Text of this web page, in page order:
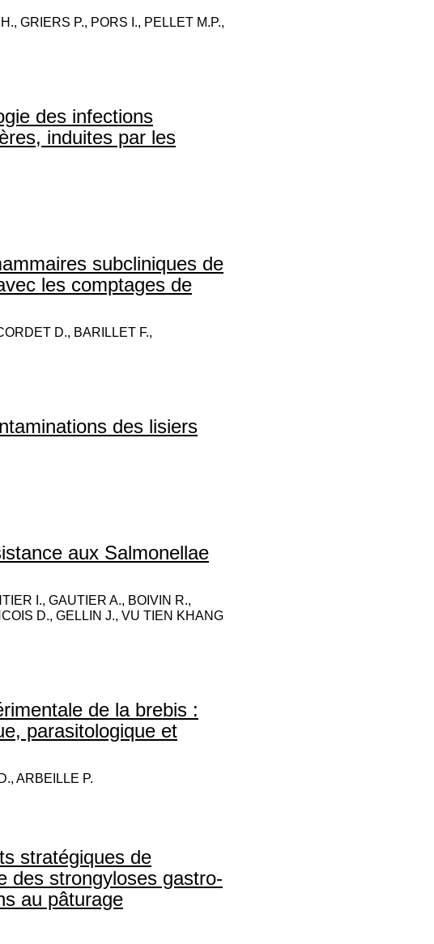
GRIERS P., PORS I., PELLET M.P.,
des infections
induites par les
subcliniques de
les comptages de
D., BARILLET F.,
des lisiers
aux Salmonellae
I., GAUTIER A., BOIVIN R.,
D., GELLIN J., VU TIEN KHANG
de la brebis :
parasitologique et
ARBEILLE P.
stratégiques de
des strongyloses gastro-
au pâturage